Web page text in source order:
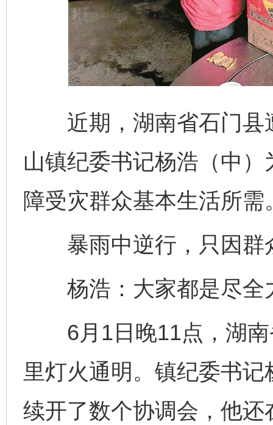
近期，湖南省石门县
山镇纪委书记杨浩（中
障受灾群众基本生活所需
暴雨中逆行，只因群
杨浩：大家都是尽全
6月1日晚11点，湖南
里灯火通明。镇纪委书
续开了数个协调会，他